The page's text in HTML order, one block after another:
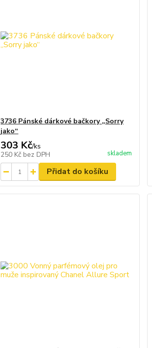
3736 Pánské dárkové bačkory „Sorry
jako“
303 Kč/ks
250 Kč bez DPH skladem
Přidat do košíku